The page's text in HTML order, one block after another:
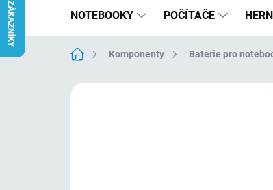
NOTEBOOKY POČÍTAČE
Domů Komponenty Baterie pro